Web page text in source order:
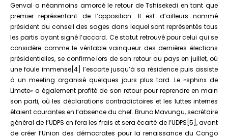
Genval a néanmoins amorcé le retour de Tshisekedi en tant que
premier représentant de l’opposition. Il est d’ailleurs nommé
président du conseil des sages dans lequel sont représentés tous
les partis ayant signé l’accord. Ce statut retrouvé pour celui qui se
considère comme le véritable vainqueur des dernières élections
présidentielles, se confirme lors de son retour au pays en juillet, où
une foule immense[4] l’escorte jusqu’à sa résidence puis assiste
à un meeting organisé quelques jours plus tard. Le «sphinx de
Limete» a également profité de son retour pour reprendre en main
son parti, où les déclarations contradictoires et les luttes internes
étaient courantes en l’absence du chef. Bruno Mavungu, secrétaire
général de l’UDPS en fera les frais et sera écarté de l’UDPS[5], avant
de créer l’Union des démocrates pour la renaissance du Congo